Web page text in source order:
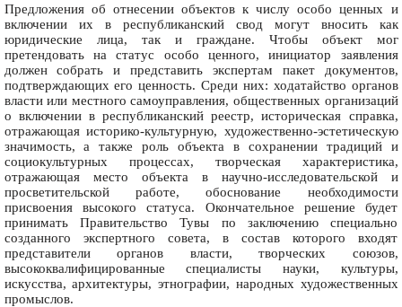
Предложения об отнесении объектов к числу особо ценных и
включении их в республиканский свод могут вносить как
юридические лица, так и граждане. Чтобы объект мог
претендовать на статус особо ценного, инициатор заявления
должен собрать и представить экспертам пакет документов,
подтверждающих его ценность. Среди них: ходатайство органов
власти или местного самоуправления, общественных организаций
о включении в республиканский реестр, историческая справка,
отражающая историко-культурную, художественно-эстетическую
значимость, а также роль объекта в сохранении традиций и
социокультурных процессах, творческая характеристика,
отражающая место объекта в научно-исследовательской и
просветительской работе, обоснование необходимости
присвоения высокого статуса. Окончательное решение будет
принимать Правительство Тувы по заключению специально
созданного экспертного совета, в состав которого входят
представители органов власти, творческих союзов,
высококвалифицированные специалисты науки, культуры,
искусства, архитектуры, этнографии, народных художественных
промыслов.